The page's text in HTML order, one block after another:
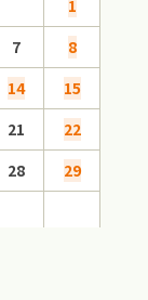
1
7
8
14
15
21
22
28
29